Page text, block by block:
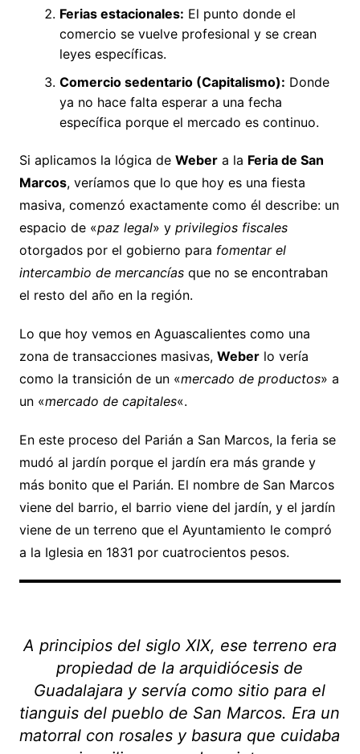
Ferias estacionales: El punto donde el
comercio se vuelve profesional y se crean
leyes específicas.
Comercio sedentario (Capitalismo): Donde
ya no hace falta esperar a una fecha
específica porque el mercado es continuo.
Si aplicamos la lógica de Webera la Feria de San
Marcos, veríamos que lo que hoy es una fiesta
masiva, comenzó exactamente como él describe: un
espacio de «paz legal» y privilegios fiscales
otorgados por el gobierno para fomentar el
intercambio de mercancíasque no se encontraban
el resto del año en la región.
Lo que hoy vemos en Aguascalientes como una
zona de transacciones masivas, Weberlo vería
como la transición de un «mercado de productos» a
un «mercado de capitales«.
En este proceso del Parián a San Marcos, la feria se
mudó al jardín porque el jardín era más grande y
más bonito que el Parián. El nombre de San Marcos
viene del barrio, el barrio viene del jardín, y el jardín
viene de un terreno que el Ayuntamiento le compró
a la Iglesia en 1831 por cuatrocientos pesos.
A principios del siglo XIX, ese terreno era
propiedad de la arquidiócesis de
Guadalajara y servía como sitio para el
tianguis del pueblo de San Marcos. Era un
matorral con rosales y basura que cuidaba